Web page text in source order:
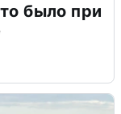
было при